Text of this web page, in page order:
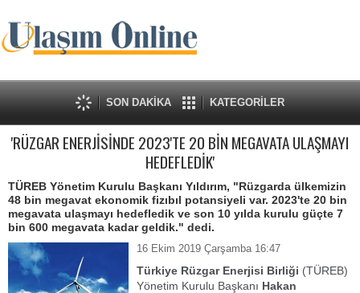
SON DAKİKA KATEGORİLER
'RÜZGAR ENERJİSİNDE 2023'TE 20 BİN MEGAVATA ULAŞMAYI
HEDEFLEDİK'
TÜREB Yönetim Kurulu Başkanı Yıldırım, "Rüzgarda ülkemizin
48 bin megavat ekonomik fizıbıl potansiyeli var. 2023'te 20 bin
megavata ulaşmayı hedefledik ve son 10 yılda kurulu güçte 7
bin 600 megavata kadar geldik." dedi.
16 Ekim 2019 Çarşamba 16:47
Türkiye Rüzgar Enerjisi Birliği (TÜREB)
Yönetim Kurulu Başkanı Hakan